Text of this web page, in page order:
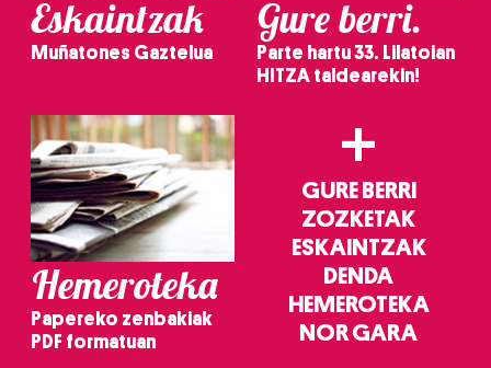
Eskaintzak
Muñatones Gaztelua
Gure berri.
Parte hartu 33. Lilatoian
HITZA taldearekin!
Hemeroteka
Papereko zenbakiak
PDF formatuan
+
GURE BERRI
ZOZKETAK
ESKAINTZAK
DENDA
HEMEROTEKA
NOR GARA